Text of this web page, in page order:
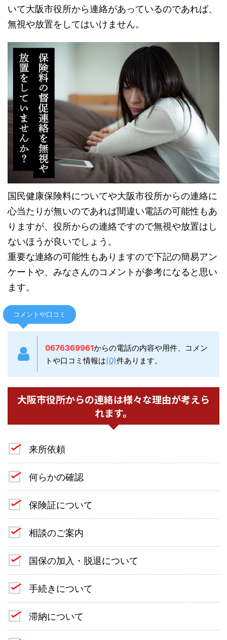
いて大阪市役所から連絡があっているのであれば、
無視や放置をしてはいけません。
国民健康保険料についてや大阪市役所からの連絡に
心当たりが無いのであれば間違い電話の可能性もあ
りますが、役所からの連絡ですので無視や放置はし
ないほうが良いでしょう。
重要な連絡の可能性もありますので下記の簡易アン
ケートや、みなさんのコメントが参考になると思い
ます。
コメントや口コミ
0676369961からの電話の内容や用件、コメン
トや口コミ情報は(0)件あります。
大阪市役所からの連絡は様々な理由が考えら
れます。
来所依頼
何らかの確認
保険証について
相談のご案内
国保の加入・脱退について
手続きについて
滞納について